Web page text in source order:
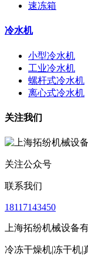
速冻箱
冷水机
小型冷水机
工业冷水机
螺杆式冷水机
离心式冷水机
关注我们
关注公众号
联系我们
18117143450
上海拓纷机械设备
冷冻干燥机|冻干机|